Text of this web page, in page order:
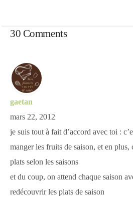
30 Comments
gaetan
mars 22, 2012
je suis tout à fait d’accord avec toi :
manger les fruits de saison, et en plus,
plats selon les saisons
et du coup, on attend chaque saison
redécouvrir les plats de saison